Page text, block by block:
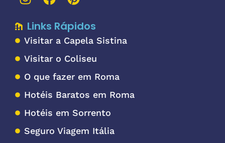
Links Rápidos
Visitar a Capela Sistina
Visitar o Coliseu
O que fazer em Roma
Hotéis Baratos em Roma
Hotéis em Sorrento
Seguro Viagem Itália